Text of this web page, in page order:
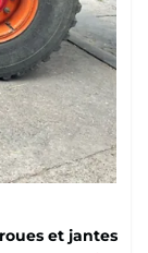
et jantes